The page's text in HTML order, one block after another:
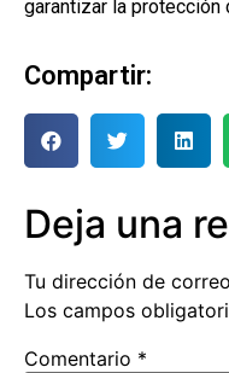
garantizar la
Compartir:
Deja una
Tu dirección de
Los campos
Comentario *